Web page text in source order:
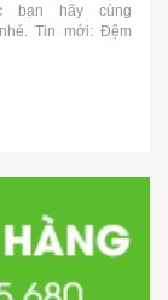
bạn hãy cùng
Tin mới: Đệm